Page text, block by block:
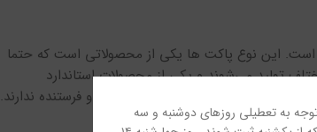
به تعطیلی روزهای دوشنبه و سه
است. این نوع پاکت ها یکی از محصولاتی است که حتما
تولید می‌شوند و یکی از محصولات استاندارد
پستی برای نوشتن آدرس گیرنده و فرستنده ندارند.